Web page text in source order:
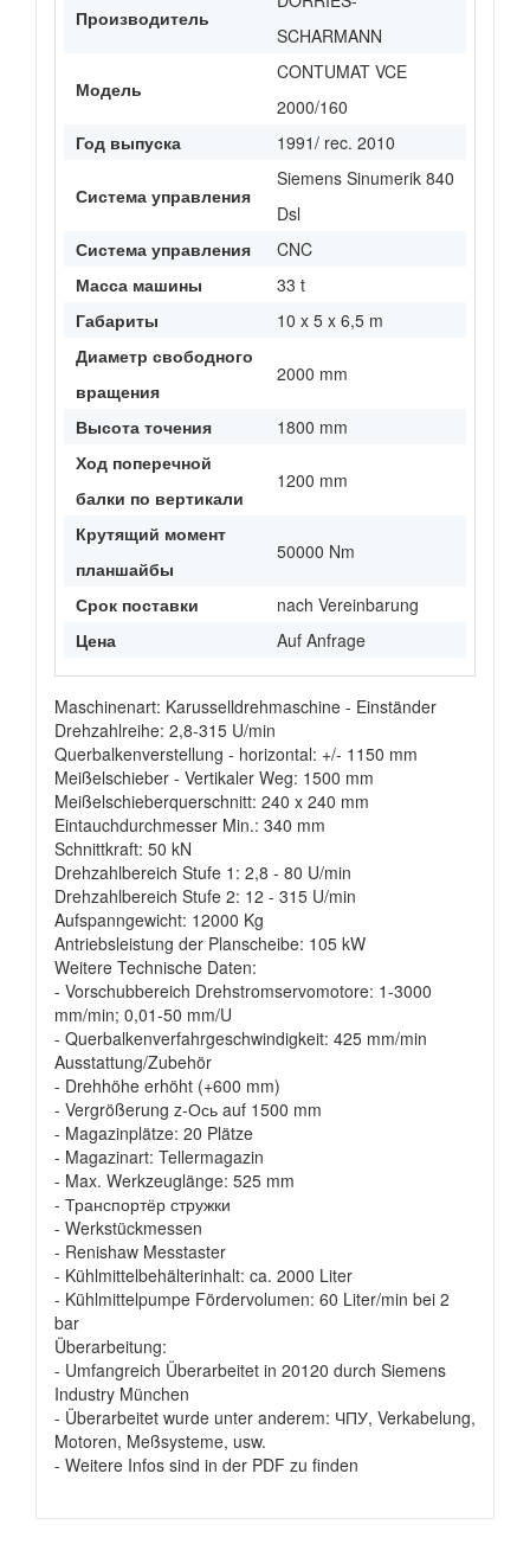
Производитель
SCHARMANN
Модель
CONTUMAT VCE
2000/160
Год выпуска
1991/ rec. 2010
Система управления
Siemens Sinumerik 840
Dsl
Система управления
CNC
Масса машины
33 t
Габариты
10 x 5 x 6,5 m
Диаметр свободного
вращения
2000 mm
Высота точения
1800 mm
Ход поперечной
балки по вертикали
1200 mm
Крутящий момент
планшайбы
50000 Nm
Срок поставки
nach Vereinbarung
Цена
Auf Anfrage
Maschinenart: Karusselldrehmaschine - Einständer
Drehzahlreihe: 2,8-315 U/min
Querbalkenverstellung - horizontal: +/- 1150 mm
Meißelschieber - Vertikaler Weg: 1500 mm
Meißelschieberquerschnitt: 240 x 240 mm
Eintauchdurchmesser Min.: 340 mm
Schnittkraft: 50 kN
Drehzahlbereich Stufe 1: 2,8 - 80 U/min
Drehzahlbereich Stufe 2: 12 - 315 U/min
Aufspanngewicht: 12000 Kg
Antriebsleistung der Planscheibe: 105 kW
Weitere Technische Daten:
- Vorschubbereich Drehstromservomotore: 1-3000
mm/min; 0,01-50 mm/U
- Querbalkenverfahrgeschwindigkeit: 425 mm/min
Ausstattung/Zubehör
- Drehhöhe erhöht (+600 mm)
- Vergrößerung z-Ось auf 1500 mm
- Magazinplätze: 20 Plätze
- Magazinart: Tellermagazin
- Max. Werkzeuglänge: 525 mm
- Транспортёр стружки
- Werkstückmessen
- Renishaw Messtaster
- Kühlmittelbehälterinhalt: ca. 2000 Liter
- Kühlmittelpumpe Fördervolumen: 60 Liter/min bei 2
bar
Überarbeitung:
- Umfangreich Überarbeitet in 20120 durch Siemens
Industry München
- Überarbeitet wurde unter anderem: ЧПУ, Verkabelung,
Motoren, Meßsysteme, usw.
- Weitere Infos sind in der PDF zu finden